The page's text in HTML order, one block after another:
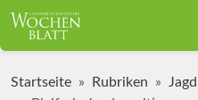
Startseite Rubriken